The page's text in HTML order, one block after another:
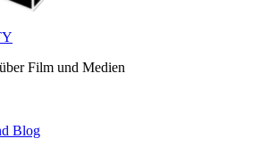
Film und Medien
Blog